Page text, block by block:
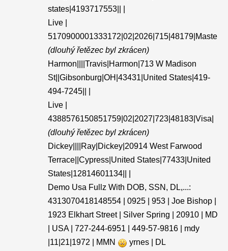
states|4193717553|| |
Live |
5170900001333172|02|2026|715|48179|Maste
(dlouhý řetězec byl zkrácen)
Harmon||||Travis|Harmon|713 W Madison
St||Gibsonburg|OH|43431|United States|419-
494-7245|| |
Live |
4388576150851759|02|2027|723|48183|Visa|
(dlouhý řetězec byl zkrácen)
Dickey||||Ray|Dickey|20914 West Farwood
Terrace||Cypress|United States|77433|United
States|12814601134|| |
Demo Usa Fullz With DOB, SSN, DL,...:
4313070418148554 | 0925 | 953 | Joe Bishop |
1923 Elkhart Street | Silver Spring | 20910 | MD
| USA | 727-244-6951 | 449-57-9816 | mdy
|11|21|1972 | MMN
yrnes | DL